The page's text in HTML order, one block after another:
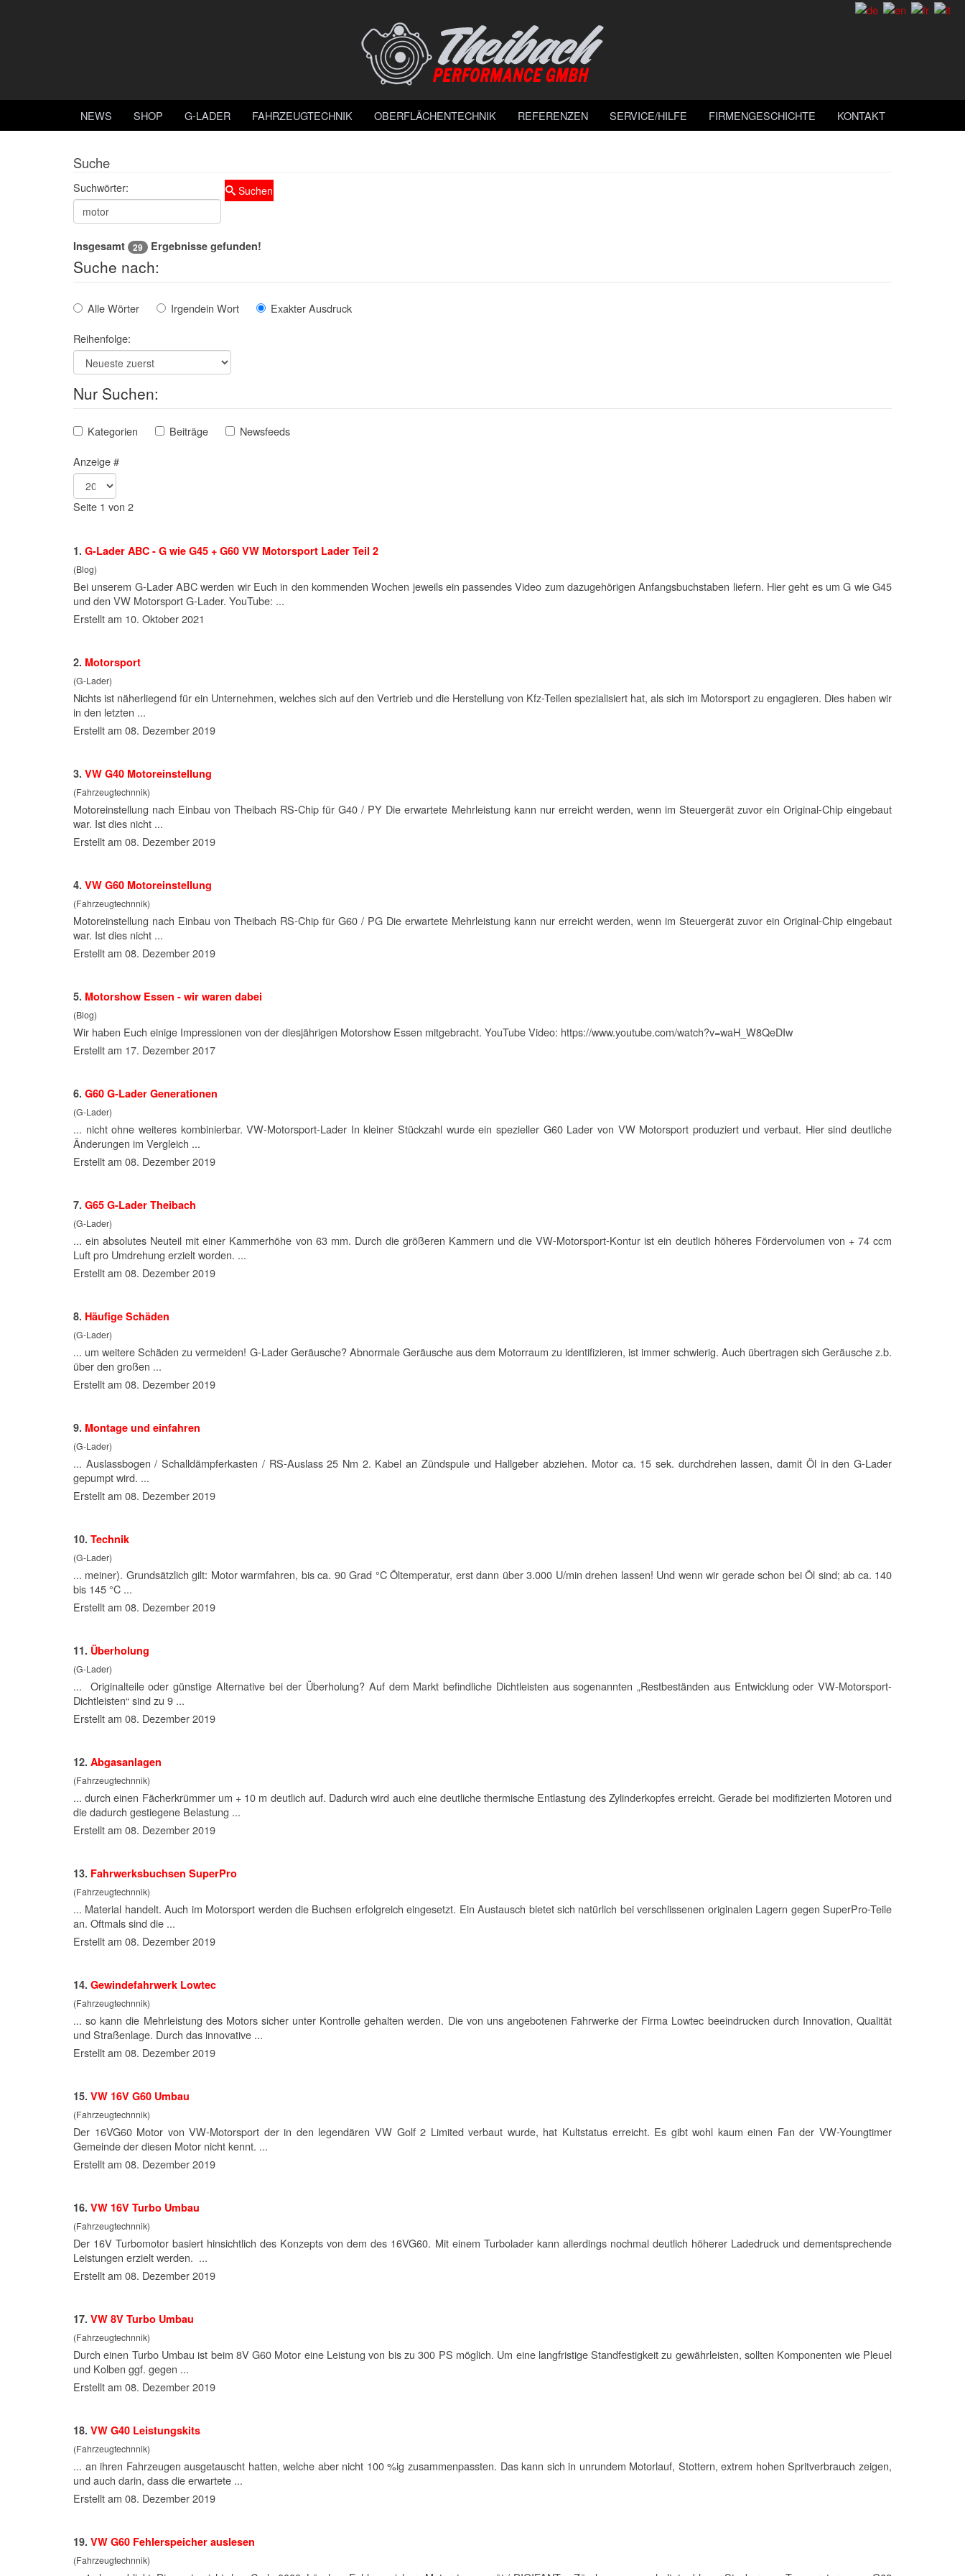
NEWS SHOP G-LADER FAHRZEUGTECHNIK OBERFLÄCHENTECHNIK REFERENZEN SERVICE/HILFE FIRMENGESCHICHTE KONTAKT
Suche
Suchwörter: Suchen
Insgesamt 29 Ergebnisse gefunden!
Suche nach:
Alle Wörter Irgendein Wort
Exakter Ausdruck
Reihenfolge:
Nur Suchen:
Kategorien Beiträge
Newsfeeds
Anzeige #
Seite 1 von 2
1. G-Lader ABC - G wie G45 + G60 VW Motorsport Lader Teil 2
(Blog)
Bei unserem G-Lader ABC werden wir Euch in den kommenden Wochen jeweils ein passendes Video zum dazugehörigen Anfangsbuchstaben liefern. Hier geht es um G wie G45
und den VW Motorsport G-Lader. YouTube: ...
Erstellt am 10. Oktober 2021
2. Motorsport
(G-Lader)
Nichts ist näherliegend für ein Unternehmen, welches sich auf den Vertrieb und die Herstellung von Kfz-Teilen spezialisiert hat, als sich im Motorsport zu engagieren. Dies haben wir
in den letzten ...
Erstellt am 08. Dezember 2019
3. VW G40 Motoreinstellung
(Fahrzeugtechnnik)
Motoreinstellung nach Einbau von Theibach RS-Chip für G40 / PY Die erwartete Mehrleistung kann nur erreicht werden, wenn im Steuergerät zuvor ein Original-Chip eingebaut
war. Ist dies nicht ...
Erstellt am 08. Dezember 2019
4. VW G60 Motoreinstellung
(Fahrzeugtechnnik)
Motoreinstellung nach Einbau von Theibach RS-Chip für G60 / PG Die erwartete Mehrleistung kann nur erreicht werden, wenn im Steuergerät zuvor ein Original-Chip eingebaut
war. Ist dies nicht ...
Erstellt am 08. Dezember 2019
5. Motorshow Essen - wir waren dabei
(Blog)
Wir haben Euch einige Impressionen von der diesjährigen Motorshow Essen mitgebracht. YouTube Video: https://www.youtube.com/watch?v=waH_W8QeDIw
Erstellt am 17. Dezember 2017
6. G60 G-Lader Generationen
(G-Lader)
... nicht ohne weiteres kombinierbar. VW-Motorsport-Lader In kleiner Stückzahl wurde ein spezieller G60 Lader von VW Motorsport produziert und verbaut. Hier sind deutliche
Änderungen im Vergleich ...
Erstellt am 08. Dezember 2019
7. G65 G-Lader Theibach
(G-Lader)
... ein absolutes Neuteil mit einer Kammerhöhe von 63 mm. Durch die größeren Kammern und die VW-Motorsport-Kontur ist ein deutlich höheres Fördervolumen von + 74 ccm
Luft pro Umdrehung erzielt worden. ...
Erstellt am 08. Dezember 2019
8. Häufige Schäden
(G-Lader)
... um weitere Schäden zu vermeiden! G-Lader Geräusche? Abnormale Geräusche aus dem Motorraum zu identifizieren, ist immer schwierig. Auch übertragen sich Geräusche z.b.
über den großen ...
Erstellt am 08. Dezember 2019
9. Montage und einfahren
(G-Lader)
... Auslassbogen / Schalldämpferkasten / RS-Auslass 25 Nm 2. Kabel an Zündspule und Hallgeber abziehen. Motorca. 15 sek. durchdrehen lassen, damit Öl in den G-Lader
gepumpt wird. ...
Erstellt am 08. Dezember 2019
10. Technik
(G-Lader)
... meiner). Grundsätzlich gilt: Motorwarmfahren, bis ca. 90 Grad °C Öltemperatur, erst dann über 3.000 U/min drehen lassen! Und wenn wir gerade schon bei Öl sind; ab ca. 140
bis 145 °C ...
Erstellt am 08. Dezember 2019
11. Überholung
(G-Lader)
... Originalteile oder günstige Alternative bei der Überholung? Auf dem Markt befindliche Dichtleisten aus sogenannten „Restbeständen aus Entwicklung oder VW-Motorsport-
Dichtleisten“ sind zu 9 ...
Erstellt am 08. Dezember 2019
12. Abgasanlagen
(Fahrzeugtechnnik)
... durch einen Fächerkrümmer um + 10 m deutlich auf. Dadurch wird auch eine deutliche thermische Entlastung des Zylinderkopfes erreicht. Gerade bei modifizierten Motoren und
die dadurch gestiegene Belastung ...
Erstellt am 08. Dezember 2019
13. Fahrwerksbuchsen SuperPro
(Fahrzeugtechnnik)
... Material handelt. Auch im Motorsport werden die Buchsen erfolgreich eingesetzt. Ein Austausch bietet sich natürlich bei verschlissenen originalen Lagern gegen SuperPro-Teile
an. Oftmals sind die ...
Erstellt am 08. Dezember 2019
14. Gewindefahrwerk Lowtec
(Fahrzeugtechnnik)
... so kann die Mehrleistung des Motors sicher unter Kontrolle gehalten werden. Die von uns angebotenen Fahrwerke der Firma Lowtec beeindrucken durch Innovation, Qualität
und Straßenlage. Durch das innovative ...
Erstellt am 08. Dezember 2019
15. VW 16V G60 Umbau
(Fahrzeugtechnnik)
Der 16VG60 Motor von VW-Motorsport der in den legendären VW Golf 2 Limited verbaut wurde, hat Kultstatus erreicht. Es gibt wohl kaum einen Fan der VW-Youngtimer
Gemeinde der diesen Motor nicht kennt. ...
Erstellt am 08. Dezember 2019
16. VW 16V Turbo Umbau
(Fahrzeugtechnnik)
Der 16V Turbomotor basiert hinsichtlich des Konzepts von dem des 16VG60. Mit einem Turbolader kann allerdings nochmal deutlich höherer Ladedruck und dementsprechende
Leistungen erzielt werden. ...
Erstellt am 08. Dezember 2019
17. VW 8V Turbo Umbau
(Fahrzeugtechnnik)
Durch einen Turbo Umbau ist beim 8V G60 Motor eine Leistung von bis zu 300 PS möglich. Um eine langfristige Standfestigkeit zu gewährleisten, sollten Komponenten wie Pleuel
und Kolben ggf. gegen ...
Erstellt am 08. Dezember 2019
18. VW G40 Leistungskits
(Fahrzeugtechnnik)
... an ihren Fahrzeugen ausgetauscht hatten, welche aber nicht 100 %ig zusammenpassten. Das kann sich in unrundem Motorlauf, Stottern, extrem hohen Spritverbrauch zeigen,
und auch darin, dass die erwartete ...
Erstellt am 08. Dezember 2019
19. VW G60 Fehlerspeicher auslesen
(Fahrzeugtechnnik)